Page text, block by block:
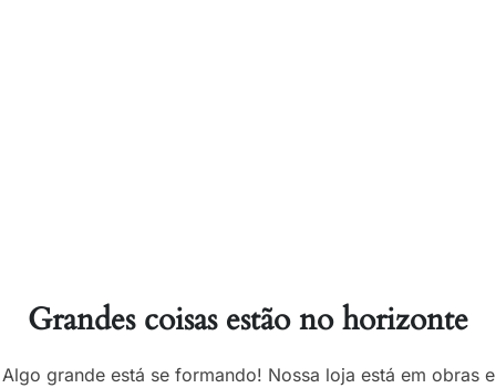
Grandes coisas estão no horizonte
Algo grande está se formando! Nossa loja está em obras e